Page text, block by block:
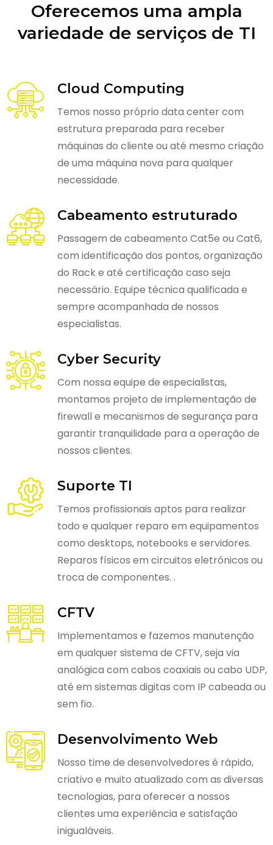
Oferecemos uma ampla
variedade de serviços de TI
Cloud Computing
Temos nosso próprio data center com
estrutura preparada para receber
máquinas do cliente ou até mesmo criação
de uma máquina nova para qualquer
necessidade.
Cabeamento estruturado
Passagem de cabeamento Cat5e ou Cat6,
com identificação dos pontos, organização
do Rack e até certificação caso seja
necessário. Equipe técnica qualificada e
sempre acompanhada de nossos
especialistas.
Cyber Security
Com nossa equipe de especialistas,
montamos projeto de implementação de
firewall e mecanismos de segurança para
garantir tranquilidade para a operação de
nossos clientes.
Suporte TI
Temos profissionais aptos para realizar
todo e qualquer reparo em equipamentos
como desktops, notebooks e servidores.
Reparos físicos em circuitos eletrônicos ou
troca de componentes. .
CFTV
Implementamos e fazemos manutenção
em qualquer sistema de CFTV, seja via
analógica com cabos coaxiais ou cabo UDP,
até em sistemas digitas com IP cabeada ou
sem fio.
Desenvolvimento Web
Nosso time de desenvolvedores é rápido,
criativo e muito atualizado com as diversas
tecnologias, para oferecer a nossos
clientes uma experiência e satisfação
inigualáveis.